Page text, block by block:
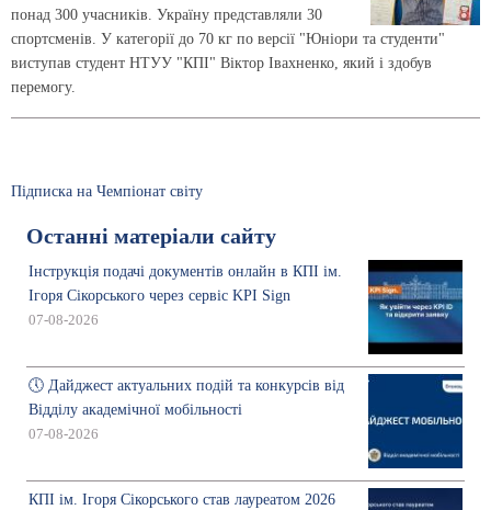
понад 300 учасників. Україну представляли 30
спортсменів. У категорії до 70 кг по версії "Юніори та студенти"
виступав студент НТУУ "КПІ" Віктор Івахненко, який і здобув
перемогу.
Підписка на Чемпіонат світу
Останні матеріали сайту
Інструкція подачі документів онлайн в КПІ ім.
Ігоря Сікорського через сервіс KPI Sign
07-08-2026
🕔 Дайджест актуальних подій та конкурсів від
Відділу академічної мобільності
07-08-2026
КПІ ім. Ігоря Сікорського став лауреатом 2026